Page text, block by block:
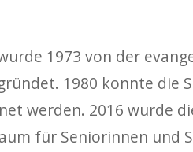
1973 von der
1980 konnte die
werden. 2016 wurde
für Seniorinnen und